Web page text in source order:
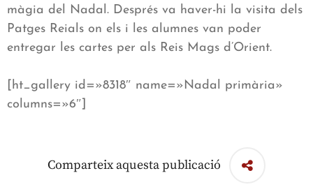
màgia del Nadal. Després va haver-hi la visita dels
Patges Reials on els i les alumnes van poder
entregar les cartes per als Reis Mags d’Orient.
[ht_gallery id=»8318″ name=»Nadal primària»
columns=»6″]
Comparteix aquesta publicació